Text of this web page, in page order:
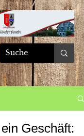
Geschäft: